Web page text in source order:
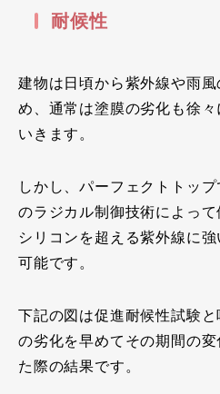
耐候性
建物は日頃から紫外線や雨
め、通常は塗膜の劣化も徐
いきます。
しかし、パーフェクトトッ
のラジカル制御技術によって
シリコンを超える紫外線に
可能です。
下記の図は促進耐候性試験
の劣化を早めてその期間の
た際の結果です。